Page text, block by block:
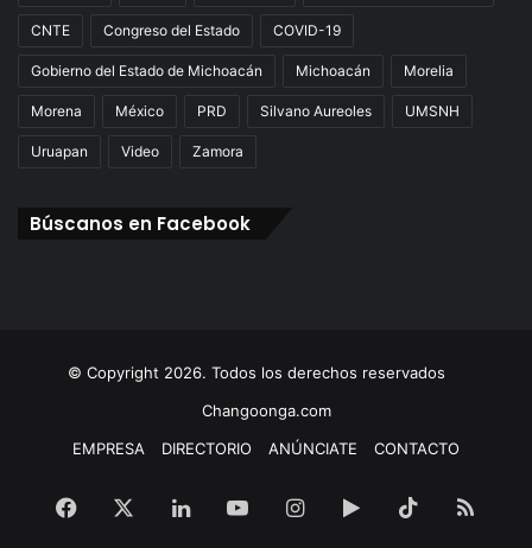
CNTE Congreso del Estado COVID-19
Gobierno del Estado de Michoacán Michoacán Morelia
Morena México PRD Silvano Aureoles UMSNH
Uruapan Video Zamora
Búscanos en Facebook
© Copyright 2026. Todos los derechos reservados
Changoonga.com
EMPRESA
DIRECTORIO ANÚNCIATE CONTACTO
Facebook LinkedInYouTubeInstagram
Google TikTok